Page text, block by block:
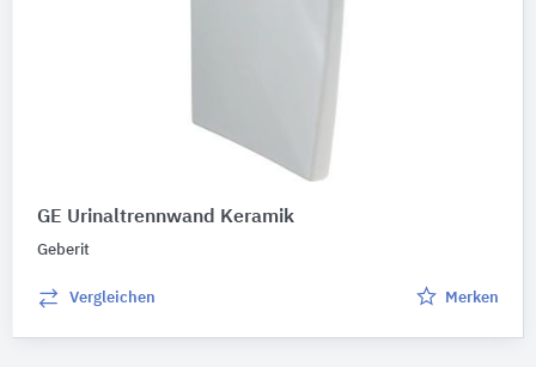
GE Urinaltrennwand Keramik
Geberit
Vergleichen Merken